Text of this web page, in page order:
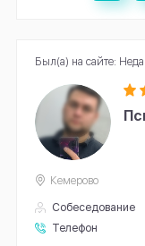
Собеседование
Телефон
Кемерово
Был(а) на сайте: